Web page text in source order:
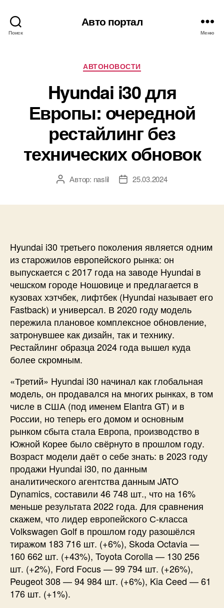
Поиск
Авто портал
Меню
Рубрики
АВТОНОВОСТИ
Hyundai i30 для
Европы: очередной
рестайлинг без
технических обновок
АвторАвтор: naslil
Дата25.03.2024
Hyundai i30 третьего поколения является одним
из старожилов европейского рынка: он
выпускается с 2017 года на заводе Hyundai в
чешском городе Ношовице и предлагается в
кузовах хэтчбек, лифтбек (Hyundai называет его
Fastback) и универсал. В 2020 году модель
пережила плановое комплексное обновление,
затронувшее как дизайн, так и технику.
Рестайлинг образца 2024 года вышел куда
более скромным.
«Третий» Hyundai i30 начинал как глобальная
модель, он продавался на многих рынках, в том
числе в США (под именем Elantra GT) и в
России, но теперь его домом и основным
рынком сбыта стала Европа, производство в
Южной Корее было свёрнуто в прошлом году.
Возраст модели даёт о себе знать: в 2023 году
продажи Hyundai i30, по данным
аналитического агентства данным JATO
Dynamics, составили 46 748 шт., что на 16%
меньше результата 2022 года. Для сравнения
скажем, что лидер европейского С-класса
Volkswagen Golf в прошлом году разошёлся
тиражом 183 716 шт. (+6%), Skoda Octavia —
160 662 шт. (+43%), Toyota Corolla — 130 256
шт. (+2%), Ford Focus — 99 794 шт. (+26%),
Peugeot 308 — 94 984 шт. (+6%), Kia Ceed — 61
176 шт. (+1%).